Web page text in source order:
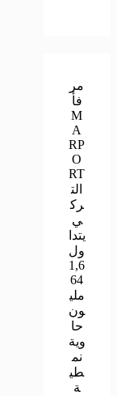
مر
فأ
M
A
RP
O
RT
الت
رك
ي
يتدا
ول
1,6
64
ملي
ون
حا
وية
نم
طي
ة